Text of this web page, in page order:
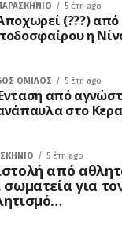
5 έτη ago
(???)
η
ΌΜΙΛΟΣ 5 έτη ago
από
στο
5 έτη ago
από
σωματεία για